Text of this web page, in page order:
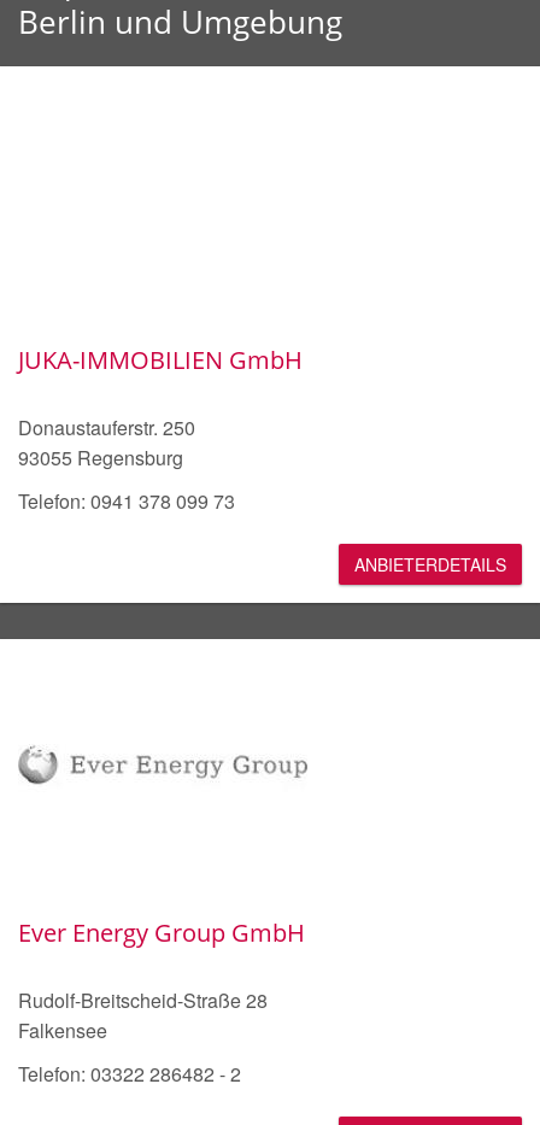
Berlin und Umgebung
JUKA-IMMOBILIEN GmbH
Donaustauferstr. 250
93055 Regensburg
Telefon: 0941 378 099 73
ANBIETERDETAILS
Ever Energy Group GmbH
Rudolf-Breitscheid-Straße 28
Falkensee
Telefon: 03322 286482 - 2